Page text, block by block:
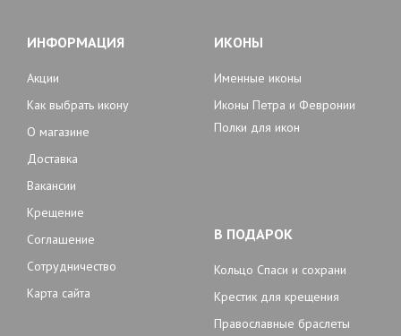
ИНФОРМАЦИЯ
Акции
Как выбрать икону
О магазине
Доставка
Вакансии
Крещение
Соглашение
Сотрудничество
Карта сайта
ИКОНЫ
Именные иконы
Иконы Петра и Февронии
Полки для икон
В ПОДАРОК
Кольцо Спаси и сохрани
Крестик для крещения
Православные браслеты